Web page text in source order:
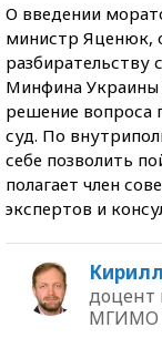
О введении
министр Яценюк,
разбирательству
Минфина Украины
решение вопроса
суд. По
себе позволить
полагает член
экспертов и
доцент
МГИМО